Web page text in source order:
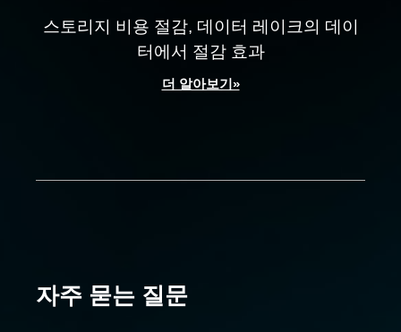
스토리지 비용 절감, 데이터 레이크의 데이
터에서 절감 효과
더 알아보기»
자주 묻는 질문